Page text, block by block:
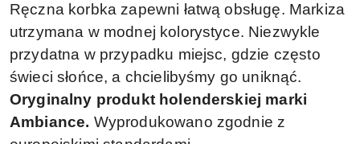
Ręczna korbka zapewni łatwą obsługę. Markiza
utrzymana w modnej kolorystyce. Niezwykle
przydatna w przypadku miejsc, gdzie często
świeci słońce, a chcielibyśmy go uniknąć.
Oryginalny produkt holenderskiej marki
Ambiance. Wyprodukowano zgodnie z